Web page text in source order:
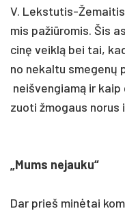
V. Leks­tu­tis-
mis pa­žiū­ro­mis. Šis
cinę veiklą bei tai,
no ne­kal­tu sme­genų
neiš­ven­giamą ir
zuo­ti žmo­gaus no­rus
„Mums ne­jau­ku“
Dar prie­š minė­tai